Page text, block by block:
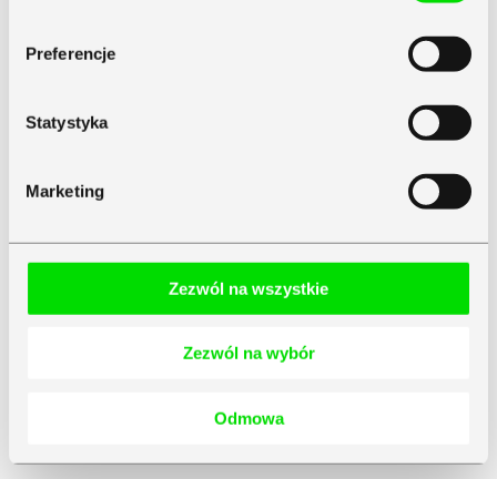
Preferencje
Statystyka
Marketing
Zezwól na wszystkie
Zezwól na wybór
Odmowa